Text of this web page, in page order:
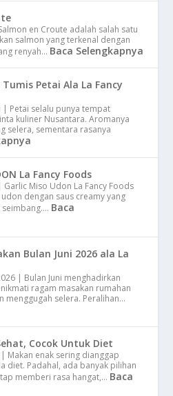
en Croute adalah salah satu
salmon yang terkenal dengan
renyah… Baca Selengkapnya
Petai Ala La Fancy
| Petai selalu punya tempat
kuliner Nusantara. Aromanya
selera, sementara rasanya
La Fancy Foods
| Garlic Miso Udon La Fancy Foods
dengan saus creamy yang
seimbang.… Baca
Bulan Juni 2026 ala La
| Bulan Juni menghadirkan
ragam masakan rumahan
menggugah selera. Peralihan…
Cocok Untuk Diet
Makan enak sering dianggap
diet. Padahal, ada banyak pilihan
memberi rasa hangat,… Baca